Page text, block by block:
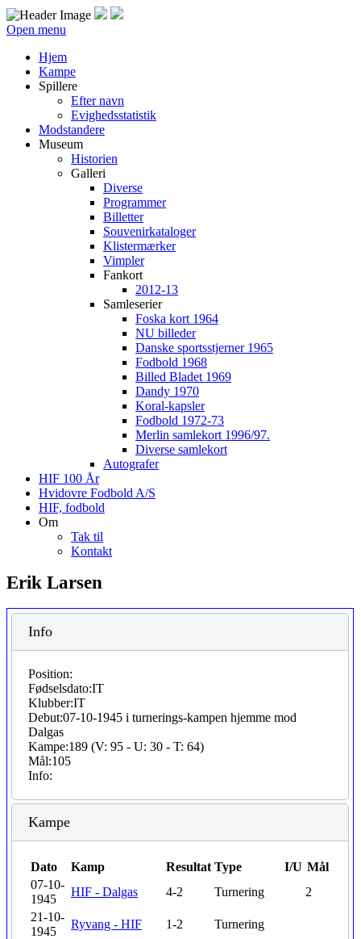
Open menu
Hjem
Kampe
Spillere
Efter navn
Evighedsstatistik
Modstandere
Museum
Historien
Galleri
Diverse
Programmer
Billetter
Souvenirkataloger
Klistermærker
Vimpler
Fankort
2012-13
Samleserier
Foska kort 1964
NU billeder
Danske sportsstjerner 1965
Fodbold 1968
Billed Bladet 1969
Dandy 1970
Koral-kapsler
Fodbold 1972-73
Merlin samlekort 1996/97.
Diverse samlekort
Autografer
HIF 100 År
Hvidovre Fodbold A/S
HIF, fodbold
Om
Tak til
Kontakt
Erik Larsen
Info
Position:
Fødselsdato:IT
Klubber:IT
Debut:07-10-1945 i turnerings-kampen hjemme mod
Dalgas
Kampe:189 (V: 95 - U: 30 - T: 64)
Mål:105
Info:
Kampe
Dato Kamp Resultat Type I/U Mål
07-10-
1945
HIF - Dalgas 4-2 Turnering
2
21-10-
1945
Ryvang - HIF 1-2
Turnering